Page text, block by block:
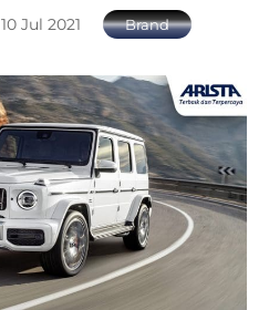
10 Jul 2021 Brand